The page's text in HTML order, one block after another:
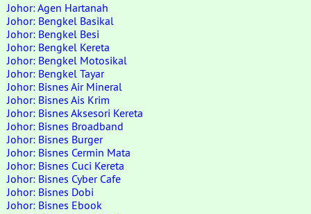
Johor: Agen Hartanah
Johor: Bengkel Basikal
Johor: Bengkel Besi
Johor: Bengkel Kereta
Johor: Bengkel Motosikal
Johor: Bengkel Tayar
Johor: Bisnes Air Mineral
Johor: Bisnes Ais Krim
Johor: Bisnes Aksesori Kereta
Johor: Bisnes Broadband
Johor: Bisnes Burger
Johor: Bisnes Cermin Mata
Johor: Bisnes Cuci Kereta
Johor: Bisnes Cyber Cafe
Johor: Bisnes Dobi
Johor: Bisnes Ebook